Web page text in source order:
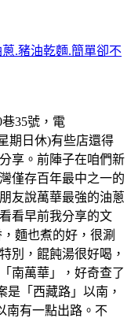
.豬油乾麵.簡單卻不
35號，電
期日休)有些店還得
享。前陣子在咱們新
僅存百年最中之一的
友說萬華最強的油蔥
看早前我分享的文
麵也煮的好，很涮
別，餛飩湯很好喝，
南萬華」，好奇查了
是「西藏路」以南，
南有一點出路。不